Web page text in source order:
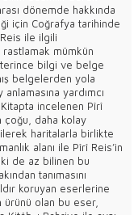
dönemde hakkında
için Coğrafya tarihinde
ile ilgili
mümkün
bilgi ve belge
belgelerden yola
yardımcı
Kitapta incelenen Pîrî
çoğu, daha kolay
haritalarla birlikte
alanı ile Pîrî Reis’in
de az bilinen bu
tanımasını
koruyan eserlerine
ürünü olan bu eser,